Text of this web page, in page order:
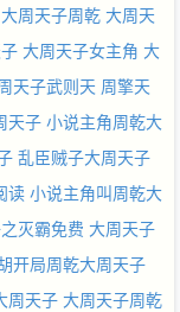
大周天子周乾 大周天
大周天子女主角 大
天子武则天 周擎天
天子 小说主角周乾大
乱臣贼子大周天子
读 小说主角叫周乾大
灭霸免费 大周天子
开局周乾大周天子
周天子大周天子周乾